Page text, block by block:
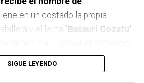
en favor de Paula Rodríguez en
de zurrakapote intercuadrillas en
en un costado la propia
y el lema ‘Basauri Gozatu’
momentos”, han explicado desde
de una mascarilla homologada
SIGUE LEYENDO